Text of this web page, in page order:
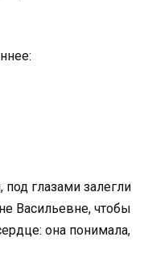
глазами залегли
Васильевне, чтобы
она понимала,